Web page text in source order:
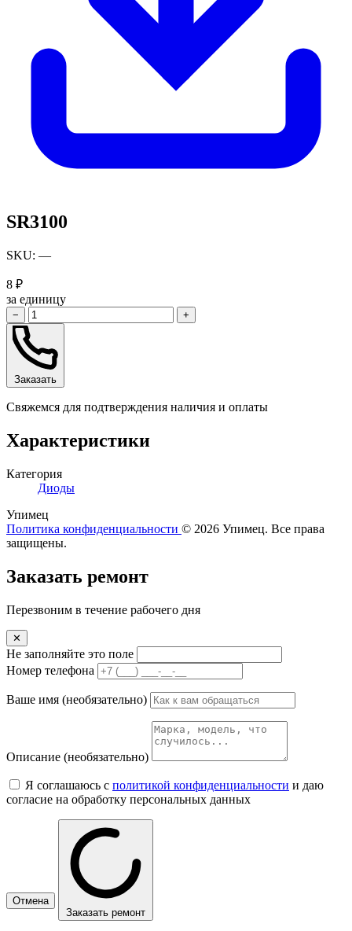
SR3100
SKU: —
8 ₽
за единицу
− +
Заказать
Свяжемся для подтверждения наличия и оплаты
Характеристики
Категория
Диоды
Упимец
Политика конфиденциальности © 2026 Упимец. Все права
защищены.
Заказать ремонт
Перезвоним в течение рабочего дня
✕
Не заполняйте это поле
Номер телефона
Ваше имя (необязательно)
Описание (необязательно)
Я соглашаюсь с политикой конфиденциальности и даю
согласие на обработку персональных данных
Отмена
Заказать ремонт